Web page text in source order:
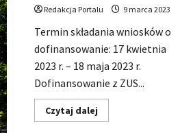
Redakcja Portalu 9 marca 2023
Termin składania wniosków o
dofinansowanie: 17 kwietnia
2023 r. – 18 maja 2023 r.
Dofinansowanie z ZUS...
Czytaj dalej
się